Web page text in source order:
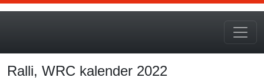
Ralli, WRC kalender 2022